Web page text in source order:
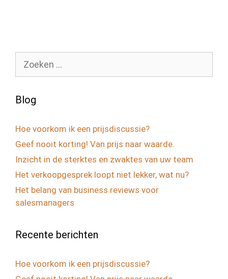
naar:
Blog
Hoe voorkom ik een prijsdiscussie?
Geef nooit korting! Van prijs naar waarde.
Inzicht in de sterktes en zwaktes van uw team
Het verkoopgesprek loopt niet lekker, wat nu?
Het belang van business reviews voor
salesmanagers
Recente berichten
Hoe voorkom ik een prijsdiscussie?